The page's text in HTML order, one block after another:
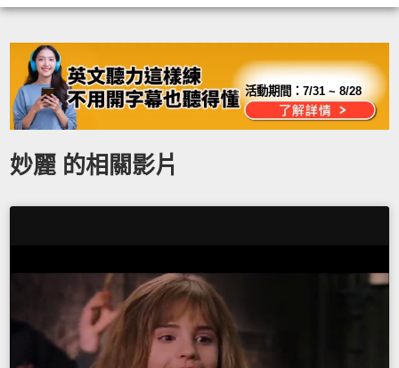
活動期間：7/31 ~ 8/28
妙麗 的相關影片